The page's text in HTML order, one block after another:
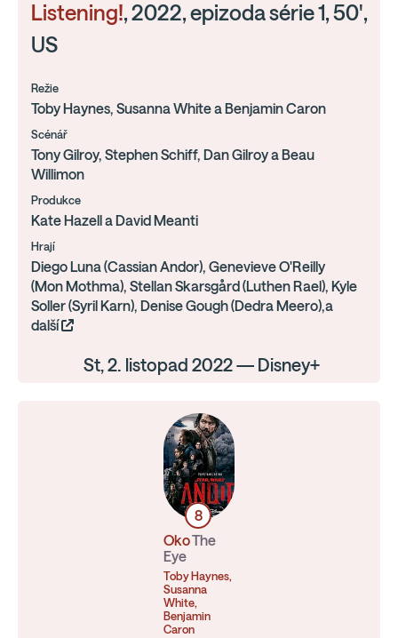
Listening!, 2022, epizoda série 1, 50',
US
Režie
Toby Haynes, Susanna White a Benjamin Caron
Scénář
Tony Gilroy, Stephen Schiff, Dan Gilroy a Beau
Willimon
Produkce
Kate Hazell a David Meanti
Hrají
Diego Luna (Cassian Andor), Genevieve O'Reilly
(Mon Mothma), Stellan Skarsgård (Luthen Rael), Kyle
Soller (Syril Karn), Denise Gough (Dedra Meero),a
další
St, 2. listopad 2022 — Disney+
8
OkoThe
Eye
Toby Haynes,
Susanna
White,
Benjamin
Caron